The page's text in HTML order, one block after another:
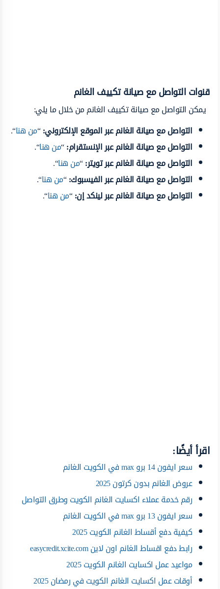
قنوات التواصل مع صيانة تكييف الغانم
يمكن التواصل مع صيانة تكييف الغانم من خلال ما يلي:
التواصل مع صيانة الغانم عبر الموقع الإلكتروني:“من هنا“.
التواصل مع صيانة الغانم عبر الإنستقرام:“من هنا“.
التواصل مع صيانة الغانم عبر تويتر:“من هنا“.
التواصل مع صيانة الغانم عبر الفيسبوك:“من هنا“.
التواصل مع صيانة الغانم عبر لينكد إن:“من هنا“.
اقرأ أيضًا:
سعر ايفون 14 برو max في الكويت الغانم
عروض الغانم بدون كرتون 2025
رقم خدمة عملاء اكسايت الغانم الكويت وطرق التواصل
سعر ايفون 13 برو max في الكويت الغانم
كيفية دفع أقساط الغانم الكويت 2025
رابط دفع اقساط الغانم اون لاين easycredit.xcite.com
مواعيد عمل اكسايت الغانم الكويت 2025
أوقات عمل اكسايت الغانم الكويت في رمضان 2025